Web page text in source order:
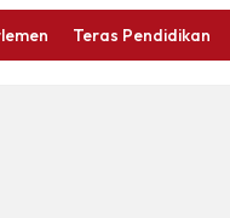
Teras Pendidikan